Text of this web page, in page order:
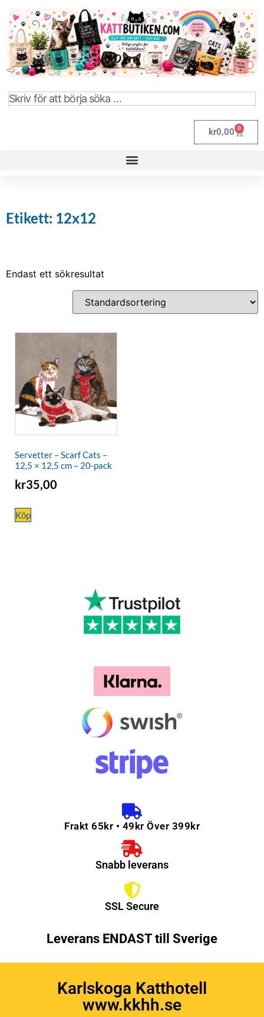
kr0,00 0
Etikett: 12x12
Endast ett sökresultat
Servetter – Scarf Cats –
12,5 × 12,5 cm – 20-pack
kr35,00
Köp
Frakt 65kr • 49kr Över 399kr
Snabb leverans
SSL Secure
Leverans ENDAST till Sverige
Karlskoga Katthotell
www.kkhh.se